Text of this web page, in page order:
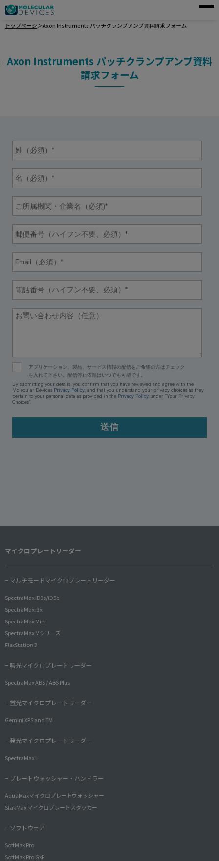
モレキュラーデバイスとは
製品一覧
サービス・サポート
修理、不具合、点検、移設等のお問い合わせ
トップページ＞Axon Instruments パッチクランプアンプ資料請求フォーム
Axon Instruments パッチクランプアンプ資料
請求フォーム
マイクロプレートリーダー
− マルチモードマイクロプレートリーダー
SpectraMax iD3s/iD5e
SpectraMax i3x
SpectraMax Mini
SpectraMax Mシリーズ
FlexStation 3
− 吸光マイクロプレートリーダー
SpectraMax ABS / ABS Plus
− 蛍光マイクロプレートリーダー
Gemini XPS and EM
− 発光マイクロプレートリーダー
SpectraMax L
− プレートウォッシャー・ハンドラー
AquaMaxマイクロプレートウォッシャー
StakMax マイクロプレートスタッカー
− ソフトウェア
SoftMax Pro
SoftMax Pro GxP